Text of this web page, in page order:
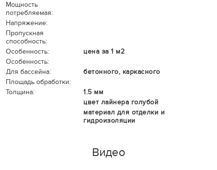
Мощность
потребляемая:
Напряжение:
Пропускная
способность:
Особенность:
цена за 1 м2
Особенность:
Для бассейна:
бетонного, каркасного
Площадь обработки:
Толщина:
1.5 мм
цвет лайнера голубой
материал для отделки и
гидроизоляции
Видео